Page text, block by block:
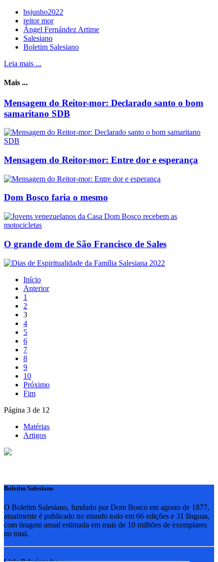
bsjunho2022
reitor mor
Ángel Fernández Artime
Salesiano
Boletim Salesiano
Leia mais ...
Mais ...
Mensagem do Reitor-mor: Declarado santo o bom
samaritano SDB
Mensagem do Reitor-mor: Entre dor e esperança
Dom Bosco faria o mesmo
O grande dom de São Francisco de Sales
Início
Anterior
1
2
3
4
5
6
7
8
9
10
Próximo
Fim
Página 3 de 12
Matérias
Artigos
Boletim Salesiano
O Boletim Salesiano, fundado por Dom Bosco em agosto de 1877,
atualmente é publicado no mundo todo em 66 edições e 31 línguas,
com tiragem anual estimada em mais de 10 milhões de exemplares
no total.